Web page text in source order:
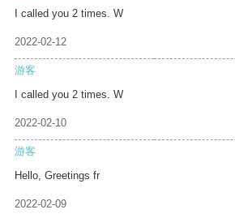
I called you 2 times. W
2022-02-12
游客
I called you 2 times. W
2022-02-10
游客
Hello, Greetings fr
2022-02-09